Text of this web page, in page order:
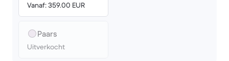
Vanaf: 359.00 EUR
Paars
Uitverkocht